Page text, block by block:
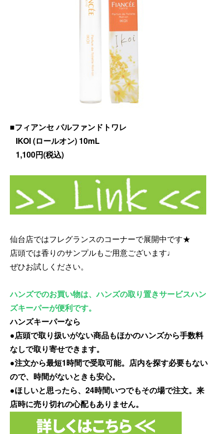
■フィアンセ パルファンドトワレ
IKOI (ロールオン) 10mL
1,100円(税込)
仙台店ではフレグランスのコーナーで展開中です★
店頭では香りのサンプルもご用意ございます♩
ぜひお試しください。
ハンズでのお買い物は、ハンズの取り置きサービスハン
ズキーパーが便利です。
ハンズキーパーなら
●店頭で取り扱いがない商品もほかのハンズから手数料
なしで取り寄せできます。
●注文から最短1時間で受取可能。店内を探す必要もない
ので、時間がないときも安心。
●ほしいと思ったら、24時間いつでもその場で注文。来
店時に売り切れの心配もありません。